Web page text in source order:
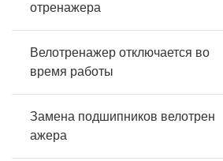
отренажера
Велотренажер отключается во
время работы
Замена подшипников велотрен
ажера